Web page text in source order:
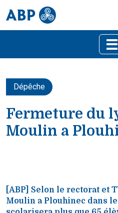
Dépêche
Fermeture du
Moulin a
[ABP] Selon le rectorat et
Moulin a Plouhinec dans